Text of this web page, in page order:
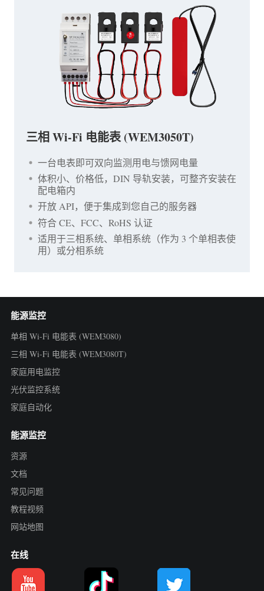
三相 Wi-Fi 电能表 (WEM3050T)
一台电表即可双向监测用电与馈网电量
体积小、价格低，DIN 导轨安装，可整齐安装在
配电箱内
开放 API，便于集成到您自己的服务器
符合 CE、FCC、RoHS 认证
适用于三相系统、单相系统（作为 3 个单相表使
用）或分相系统
能源监控
单相 Wi-Fi 电能表 (WEM3080)
三相 Wi-Fi 电能表 (WEM3080T)
家庭用电监控
光伏监控系统
家庭自动化
能源监控
资源
文档
常见问题
教程视频
网站地图
在线